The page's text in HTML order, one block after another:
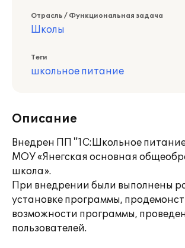
Отрасль / Функциональная задача
Школы
Теги
школьное питание
Описание
Внедрен ПП "1С:Школьное
МОУ «Янегская основная
школа».
При внедрении были выполнены
установке программы,
возможности программы,
пользователей.